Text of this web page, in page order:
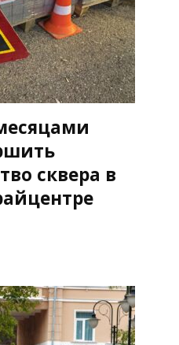
сквера в